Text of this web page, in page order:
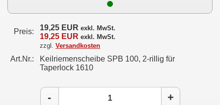
Preis: 19,25 EUR exkl. MwSt.
19,25 EUR exkl. MwSt.
zzgl. Versandkosten
Art.Nr.:
Keilriemenscheibe SPB 100, 2-rillig für
Taperlock 1610
- +